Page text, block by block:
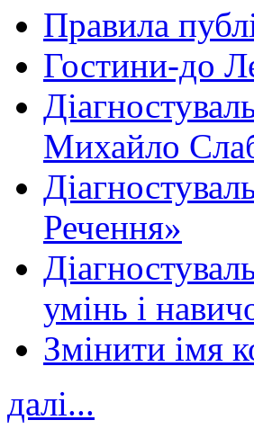
Правила
Гостини-до
Михайло
Речення»
умінь і
Змінити імя
далі...